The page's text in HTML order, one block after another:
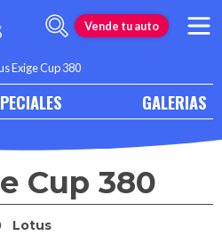
Vende tu auto
Exige Cup 380
GALERIAS
Cup 380
Lotus